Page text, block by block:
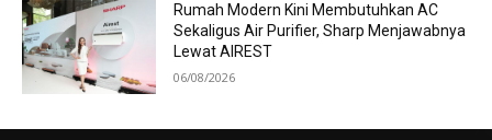
Rumah Modern Kini Membutuhkan AC
Sekaligus Air Purifier, Sharp Menjawabnya
Lewat AIREST
06/08/2026